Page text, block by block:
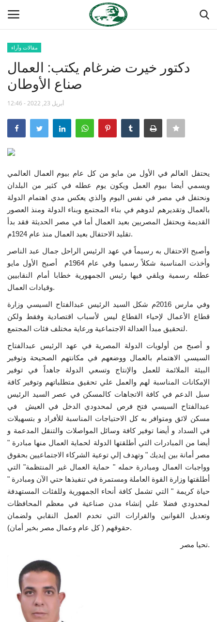
الصفحة الرئيسية
مدرسة الطليعة الوطنية
مصر
فريق العمل
إرث جمال عبدالناصر
أخبار
شروط وأحكام منحة ناصر للقيادة الدولية
منحة ناصر للقيادة الدولية
مرجعياتنا
المواطن العالمي
الرواد
فرص
وثائق
الفيديوهات
الرعاة
الشركاء
Gallery
English Swahili
French Arabic
مقالات وآراء
دكتور خيرت ضرغام يكتب: العمال
صناع الأوطان
أبريل 23, 2022 - 12:46
يحتفل العالم في الأول من مايو من كل عام بيوم العمال العالمي
ويسمي أيضا بيوم العمل ويكون يوم عطله في كثير من البلدان
ونحتفل في مصر في نفس اليوم والذي يعكس مدي اهتمام الدولة
بالعمال وتقديرهم لدوهم في بناء المجتمع وبناء الدولة ومنذ العصور
القديمة ويحتفل المصريين بعيد العمال أما في مصر الحديثة فقد بدأ
تقليد الاحتفال بعيد العمال منذ عام 1924م.
وأصبح الاحتفال به رسيماً في عهد الرئيس الراحل جمال عبد الناصر
وأخذت المناسبة شكلاً رسميا وفي عام 1964م أصبح الأول مايو
عطله رسمية ويلقي فيها رئيس الجمهورية خطابا أمام النقابيين
وقيادات العمال.
وفي مارس 2016م شكل السيد الرئيس عبدالفتاح السيسي وزارة
قطاع الأعمال لإحياء القطاع ليس لأسباب اقتصادية وفقط ولكن
لتحقيق مبدأ العدالة الاجتماعية ورعاية مختلف فئات المجتمع.
و أصبح من أولويات الدولة المصرية في عهد الرئيس عبدالفتاح
السيسي الاهتمام بالعمال ووضعهم في مكانتهم الصحيحة وتوفير
البيئة الملائمة للعمل والإنتاج وتسعي الدولة جاهداً في توفير
الإمكانات المناسبة لهم والعمل علي تحقيق متطلباتهم وتوفير كافة
سبل الدعم في كافة الاتجاهات كالمسكن في عصر السيد الرئيس
عبدالفتاح السيسي فتح فرص لمحدودي الدخل في العيش في
مسكن لائق ومتوافر به كل الاحتياجات المناسبة للأفراد و بتسهيلات
في السداد و أيضا توفير كافة وسائل المواصلات والتنقل المدعمة و
أيضا من المبادرات التي أطلقتها الدولة لحماية العمال منها مبادرة "
مصر أمانة بين إيديك " وتهدف إلي توعية الشركاء الاجتماعيين بحقوق
وواجبات العمال ومبادرة حمله " حماية العمال غير المنتظمة" التي
أطلقتها وزارة القوة العاملة ومستمرة في تنفيذها حتي الآن ومبادرة "
حياة كريمة " التي تشمل كافة أنحاء الجمهورية وللفئات المستهدفة
لمحدودي فضلا علي إنشاء مدن صناعية في معظم المحافظات
وتعديل القوانين والقرارات التي تخدم العمل النقابي ولضمان
حقوقهم ( كل عام وعمال مصر بخير أمان).
تحيا مصر.